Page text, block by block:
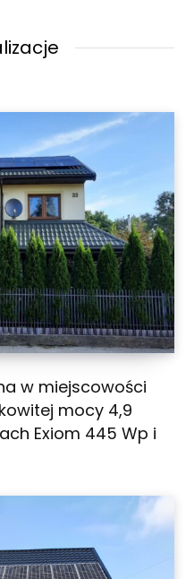
w miejscowości
mocy 4,9
Exiom 445 Wp i